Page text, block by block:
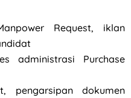
Request, iklan
administrasi Purchase
pengarsipan dokumen